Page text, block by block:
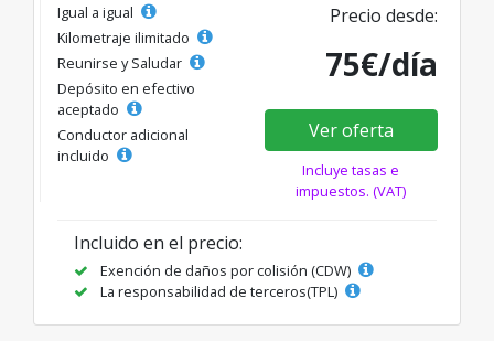
Igual a igual
Kilometraje ilimitado
Reunirse y Saludar
Depósito en efectivo
aceptado
Conductor adicional
incluido
Precio desde:
75€/día
Ver oferta
Incluye tasas e
impuestos. (VAT)
Incluido en el precio:
Exención de daños por colisión (CDW)
La responsabilidad de terceros(TPL)